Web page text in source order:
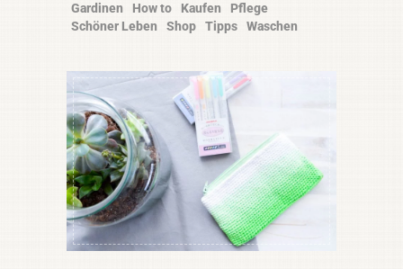
Gardinen
How to Kaufen
Pflege
Schöner Leben
Shop Tipps Waschen